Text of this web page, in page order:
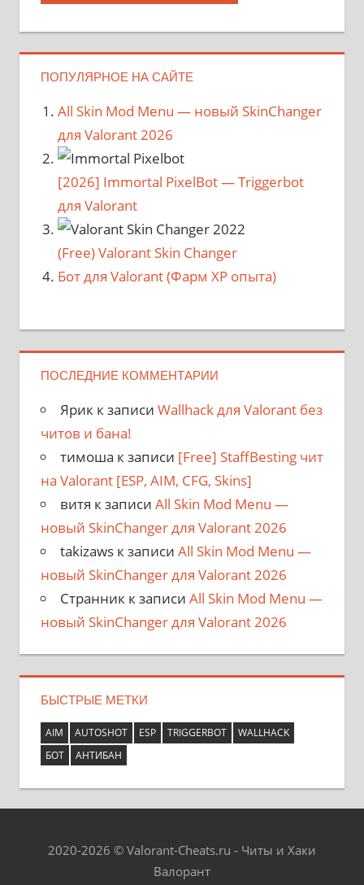
ПОПУЛЯРНОЕ НА САЙТЕ
All Skin Mod Menu — новый SkinChanger
для Valorant 2026
[2026] Immortal PixelBot — Triggerbot
для Valorant
(Free) Valorant Skin Changer
Бот для Valorant (Фарм XP опыта)
ПОСЛЕДНИЕ КОММЕНТАРИИ
Ярикк записи Wallhack для Valorant без
читов и бана!
тимоша к записи [Free] StaffBesting чит
на Valorant [ESP, AIM, CFG, Skins]
витя к записи All Skin Mod Menu —
новый SkinChanger для Valorant 2026
takizawsк записи All Skin Mod Menu —
новый SkinChanger для Valorant 2026
Странникк записи All Skin Mod Menu —
новый SkinChanger для Valorant 2026
БЫСТРЫЕ МЕТКИ
AIM AUTOSHOT ESP TRIGGERBOT
WALLHACK
БОТ
АНТИБАН
2020-2026 © Valorant-Cheats.ru - Читы и Хаки
Валорант